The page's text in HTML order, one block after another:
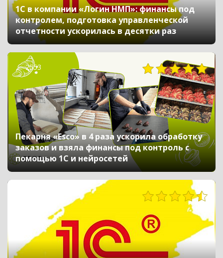
1С в компании «Логин НМП»: финансы под
контролем, подготовка управленческой
отчетности ускорилась в десятки раз
2553
Пекарня «Esco» в 4 раза ускорила обработку
заказов и взяла финансы под контроль с
помощью 1С и нейросетей